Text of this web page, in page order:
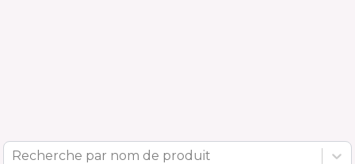
Recherche par nom de produit